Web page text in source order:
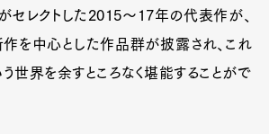
セレクトした2015～17年の代表作が、
を中心とした作品群が披露され、これ
世界を余すところなく堪能することがで